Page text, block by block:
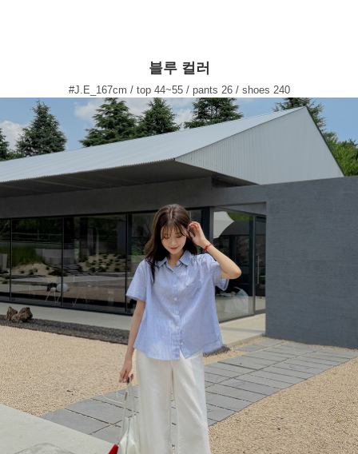
블루 컬러
#J.E_167cm / top 44~55 / pants 26 / shoes 240